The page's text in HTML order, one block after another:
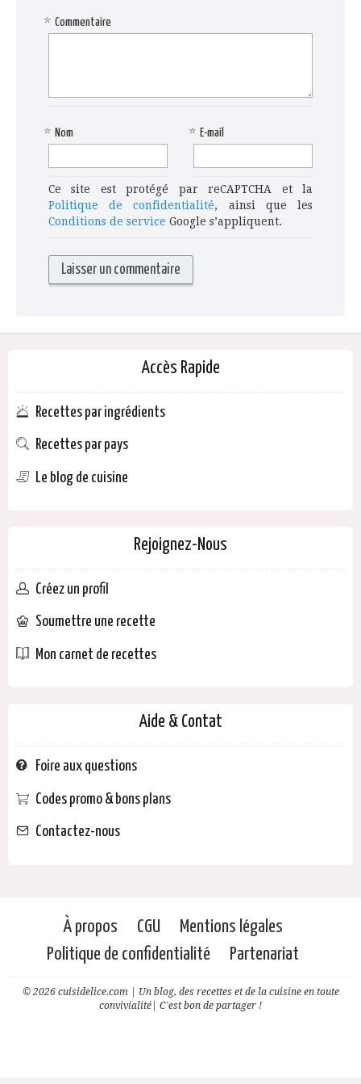
Commentaire
*
Nom
* E-mail
*
Ce site est protégé par reCAPTCHA et la
Politique de confidentialité, ainsi que les
Conditions de service Google s’appliquent.
Accès Rapide
Recettes par ingrédients
Recettes par pays
Le blog de cuisine
Rejoignez-Nous
Créez un profil
Soumettre une recette
Mon carnet de recettes
Aide & Contat
Foire aux questions
Codes promo & bons plans
Contactez-nous
À propos CGU
Mentions légales
Politique de confidentialité
Partenariat
© 2026 cuisidelice.com | Un blog, des recettes et de la cuisine en toute
convivialité| C'est bon de partager !